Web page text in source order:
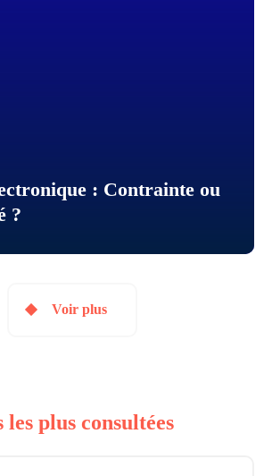
: Contrainte ou
?
Voir plus
plus consultées